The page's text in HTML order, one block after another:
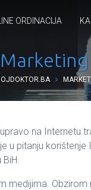
ORDINACIJA
Marketing
na
u pitanju